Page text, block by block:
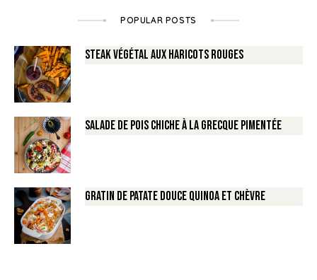
POPULAR POSTS
Steak végétal aux haricots rouges
Salade de Pois chiche à la Grecque pimentée
Gratin de Patate douce Quinoa et Chèvre